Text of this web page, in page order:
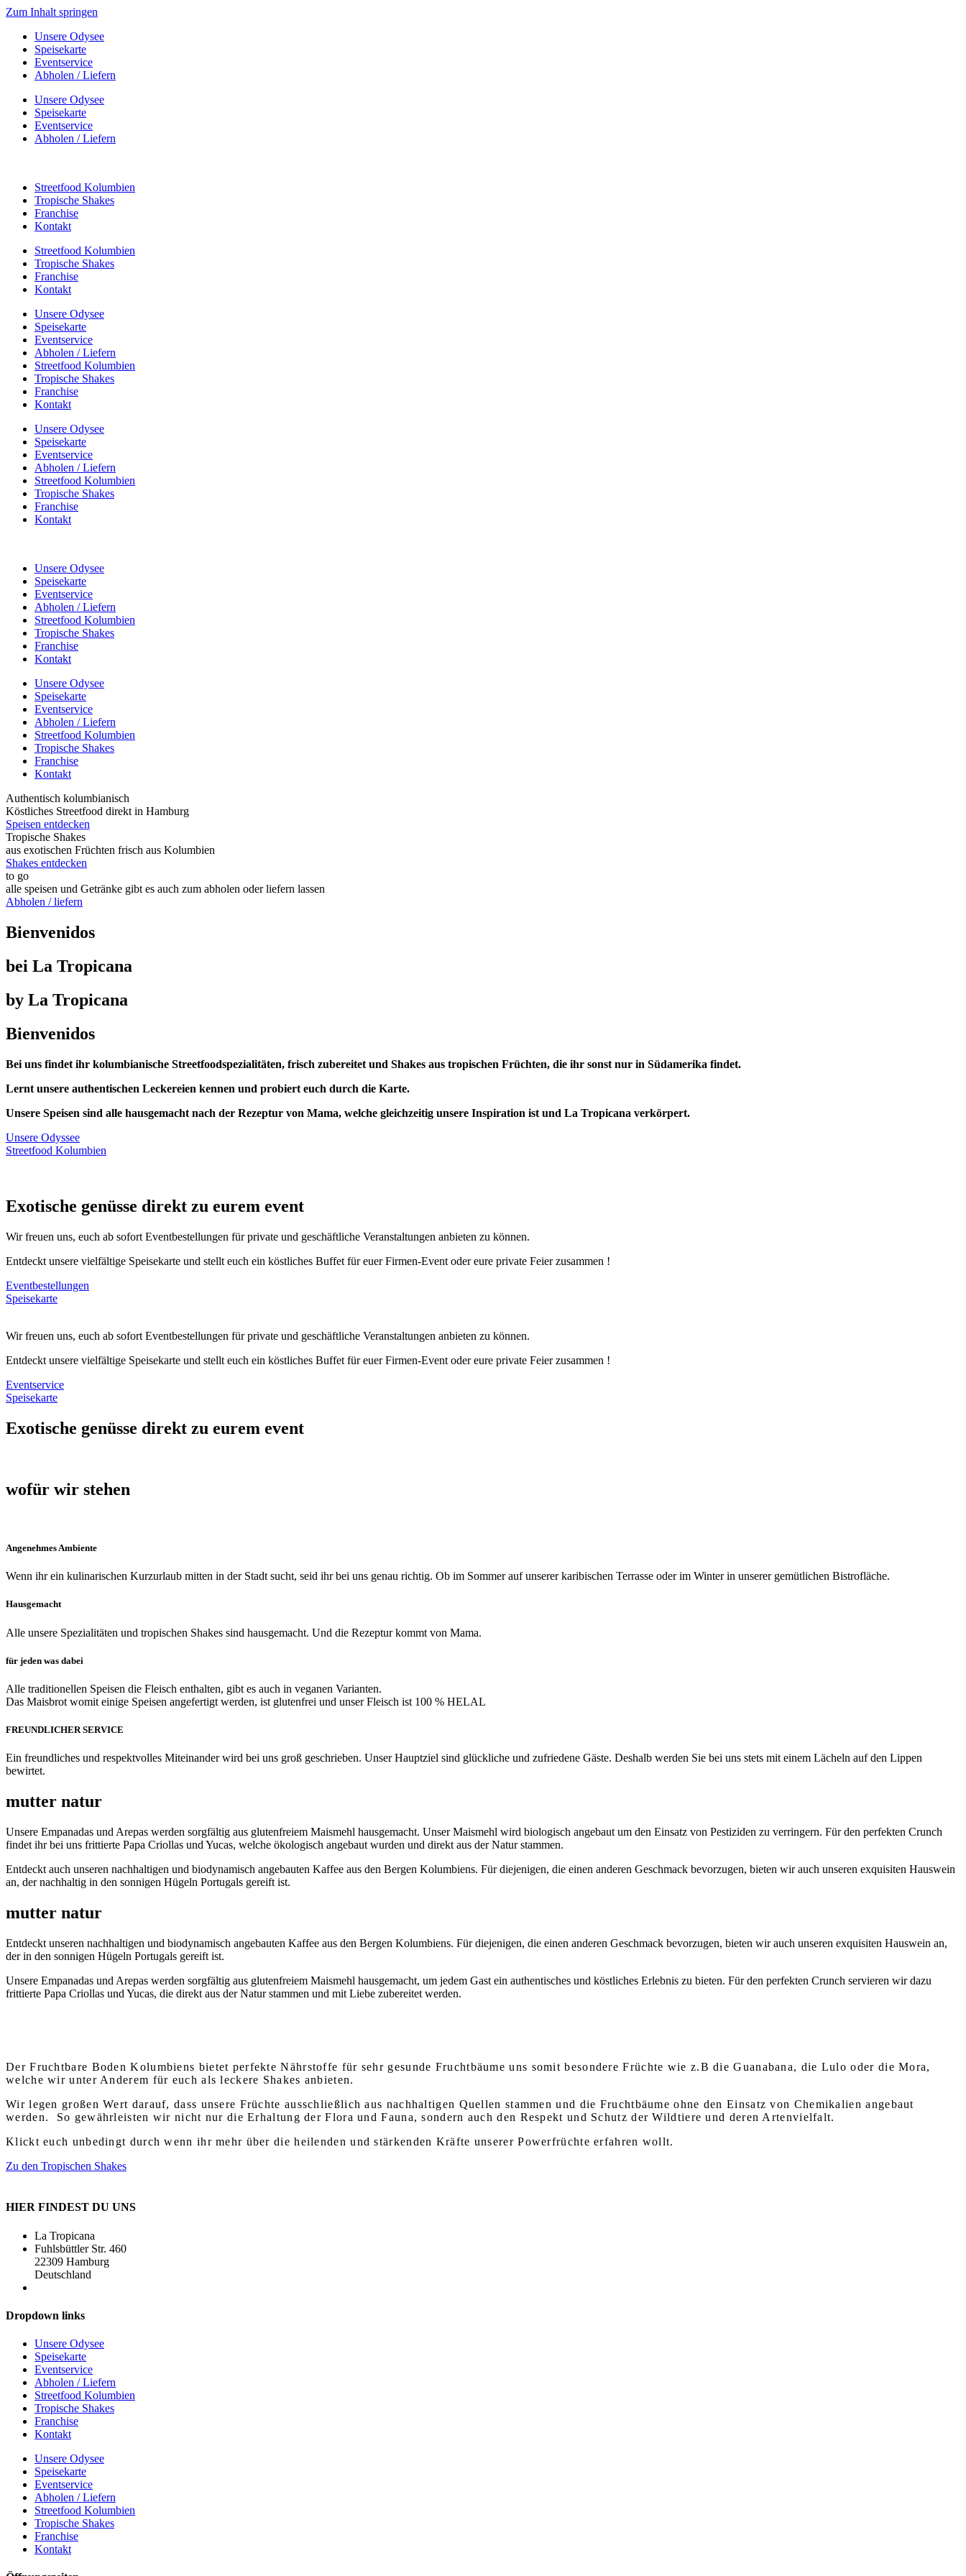
Zum Inhalt springen
Unsere Odysee
Speisekarte
Eventservice
Abholen / Liefern
Unsere Odysee
Speisekarte
Eventservice
Abholen / Liefern
Streetfood Kolumbien
Tropische Shakes
Franchise
Kontakt
Streetfood Kolumbien
Tropische Shakes
Franchise
Kontakt
Unsere Odysee
Speisekarte
Eventservice
Abholen / Liefern
Streetfood Kolumbien
Tropische Shakes
Franchise
Kontakt
Unsere Odysee
Speisekarte
Eventservice
Abholen / Liefern
Streetfood Kolumbien
Tropische Shakes
Franchise
Kontakt
Unsere Odysee
Speisekarte
Eventservice
Abholen / Liefern
Streetfood Kolumbien
Tropische Shakes
Franchise
Kontakt
Unsere Odysee
Speisekarte
Eventservice
Abholen / Liefern
Streetfood Kolumbien
Tropische Shakes
Franchise
Kontakt
Authentisch kolumbianisch
Köstliches Streetfood direkt in Hamburg
Speisen entdecken
Tropische Shakes
aus exotischen Früchten frisch aus Kolumbien
Shakes entdecken
to go
alle speisen und Getränke gibt es auch zum abholen oder liefern lassen
Abholen / liefern
Bienvenidos
bei La Tropicana
by La Tropicana
Bienvenidos
Bei uns findet ihr kolumbianische Streetfoodspezialitäten, frisch zubereitet und Shakes aus tropischen Früchten, die ihr sonst nur in Südamerika findet.
Lernt unsere authentischen Leckereien kennen und probiert euch durch die Karte.
Unsere Speisen sind alle hausgemacht nach der Rezeptur von Mama, welche gleichzeitig unsere Inspiration ist und La Tropicana verkörpert.
Unsere Odyssee
Streetfood Kolumbien
Exotische genüsse direkt zu eurem event
Wir freuen uns, euch ab sofort Eventbestellungen für private und geschäftliche Veranstaltungen anbieten zu können.
Entdeckt unsere vielfältige Speisekarte und stellt euch ein köstliches Buffet für euer Firmen-Event oder eure private Feier zusammen !
Eventbestellungen
Speisekarte
Wir freuen uns, euch ab sofort Eventbestellungen für private und geschäftliche Veranstaltungen anbieten zu können.
Entdeckt unsere vielfältige Speisekarte und stellt euch ein köstliches Buffet für euer Firmen-Event oder eure private Feier zusammen !
Eventservice
Speisekarte
Exotische genüsse direkt zu eurem event
wofür wir stehen
Angenehmes Ambiente
Wenn ihr ein kulinarischen Kurzurlaub mitten in der Stadt sucht, seid ihr bei uns genau richtig. Ob im Sommer auf unserer karibischen Terrasse oder im Winter in unserer gemütlichen Bistrofläche.
Hausgemacht
Alle unsere Spezialitäten und tropischen Shakes sind hausgemacht. Und die Rezeptur kommt von Mama.
für jeden was dabei
Alle traditionellen Speisen die Fleisch enthalten, gibt es auch in veganen Varianten.
Das Maisbrot womit einige Speisen angefertigt werden, ist glutenfrei und unser Fleisch ist 100 % HELAL
FREUNDLICHER SERVICE
Ein freundliches und respektvolles Miteinander wird bei uns groß geschrieben. Unser Hauptziel sind glückliche und zufriedene Gäste. Deshalb werden Sie bei uns stets mit einem Lächeln auf den Lippen
bewirtet.
mutter natur
Unsere Empanadas und Arepas werden sorgfältig aus glutenfreiem Maismehl hausgemacht. Unser Maismehl wird biologisch angebaut um den Einsatz von Pestiziden zu verringern. Für den perfekten Crunch
findet ihr bei uns frittierte Papa Criollas und Yucas, welche ökologisch angebaut wurden und direkt aus der Natur stammen.
Entdeckt auch unseren nachhaltigen und biodynamisch angebauten Kaffee aus den Bergen Kolumbiens. Für diejenigen, die einen anderen Geschmack bevorzugen, bieten wir auch unseren exquisiten Hauswein
an, der nachhaltig in den sonnigen Hügeln Portugals gereift ist.
mutter natur
Entdeckt unseren nachhaltigen und biodynamisch angebauten Kaffee aus den Bergen Kolumbiens. Für diejenigen, die einen anderen Geschmack bevorzugen, bieten wir auch unseren exquisiten Hauswein an,
der in den sonnigen Hügeln Portugals gereift ist.
Unsere Empanadas und Arepas werden sorgfältig aus glutenfreiem Maismehl hausgemacht, um jedem Gast ein authentisches und köstliches Erlebnis zu bieten. Für den perfekten Crunch servieren wir dazu
frittierte Papa Criollas und Yucas, die direkt aus der Natur stammen und mit Liebe zubereitet werden.
Der Fruchtbare Boden Kolumbiens bietet perfekte Nährstoffe für sehr gesunde Fruchtbäume uns somit besondere Früchte wie z.B die Guanabana, die Lulo oder die Mora,
welche wir unter Anderem für euch als leckere Shakes anbieten.
Wir legen großen Wert darauf, dass unsere Früchte ausschließlich aus nachhaltigen Quellen stammen und die Fruchtbäume ohne den Einsatz von Chemikalien angebaut
werden. So gewährleisten wir nicht nur die Erhaltung der Flora und Fauna, sondern auch den Respekt und Schutz der Wildtiere und deren Artenvielfalt.
Klickt euch unbedingt durch wenn ihr mehr über die heilenden und stärkenden Kräfte unserer Powerfrüchte erfahren wollt.
Zu den Tropischen Shakes
HIER FINDEST DU UNS
La Tropicana
Fuhlsbüttler Str. 460
22309 Hamburg
Deutschland
Dropdown links
Unsere Odysee
Speisekarte
Eventservice
Abholen / Liefern
Streetfood Kolumbien
Tropische Shakes
Franchise
Kontakt
Unsere Odysee
Speisekarte
Eventservice
Abholen / Liefern
Streetfood Kolumbien
Tropische Shakes
Franchise
Kontakt